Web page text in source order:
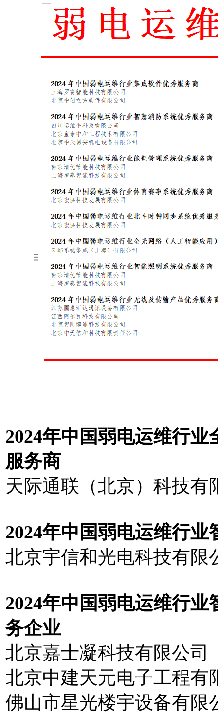
2024年中国弱电运维行业
服务商
天际通联（北京）科技有
2024年中国弱电运维行业
北京宇信和光电科技有限
2024年中国弱电运维行业
务企业
北京嘉士凝科技有限公司
北京中建天元电子工程有
佛山市星光楼宇设备有限